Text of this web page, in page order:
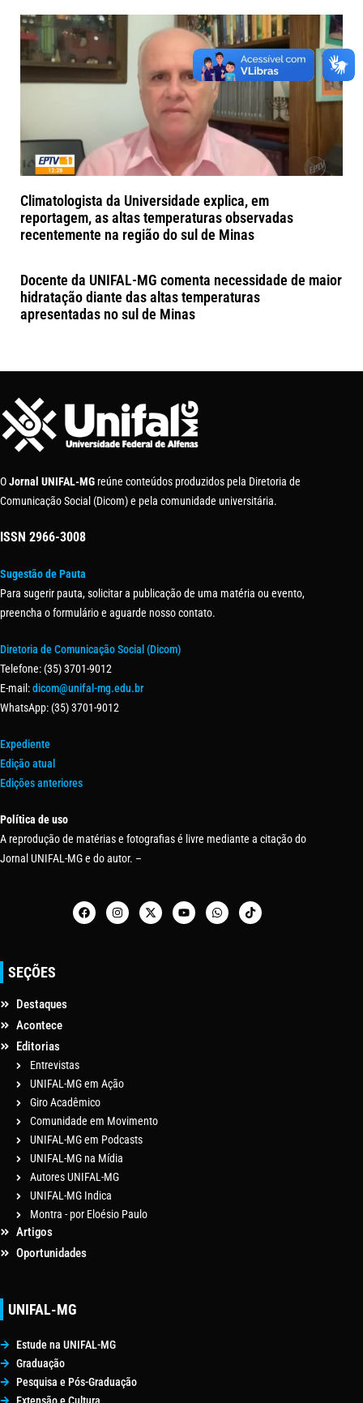
Climatologista da Universidade explica, em
reportagem, as altas temperaturas observadas
recentemente na região do sul de Minas
Docente da UNIFAL-MG comenta necessidade de maior
hidratação diante das altas temperaturas
apresentadas no sul de Minas
OJornal UNIFAL-MG reúne conteúdos produzidos pela Diretoria de
Comunicação Social (Dicom) e pela comunidade universitária.
ISSN 2966-3008
Sugestão de Pauta
Para sugerir pauta, solicitar a publicação de uma matéria ou evento,
preencha o formulário e aguarde nosso contato.
Diretoria de Comunicação Social (Dicom)
Telefone: (35) 3701-9012
E-mail:dicom@unifal-mg.edu.br
WhatsApp: (35) 3701-9012
Expediente
Edição atual
Edições anteriores
Política de uso
A reprodução de matérias e fotografias é livre mediante a citação do
Jornal UNIFAL-MG e do autor. –
SEÇÕES
Destaques
Acontece
Editorias
Entrevistas
UNIFAL-MG em Ação
Giro Acadêmico
Comunidade em Movimento
UNIFAL-MG em Podcasts
UNIFAL-MG na Mídia
Autores UNIFAL-MG
UNIFAL-MG Indica
Montra - por Eloésio Paulo
Artigos
Oportunidades
UNIFAL-MG
Estude na UNIFAL-MG
Graduação
Pesquisa e Pós-Graduação